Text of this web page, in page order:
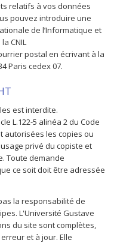
relatifs à vos données
pouvez introduire une
de l’Informatique et
CNIL
postal en écrivant à la
Paris cedex 07.
est interdite.
L.122-5 alinéa 2 du Code
autorisées les copies ou
privé du copiste et
Toute demande
ce soit doit être adressée
la responsabilité de
L'Université Gustave
du site sont complètes,
et à jour. Elle